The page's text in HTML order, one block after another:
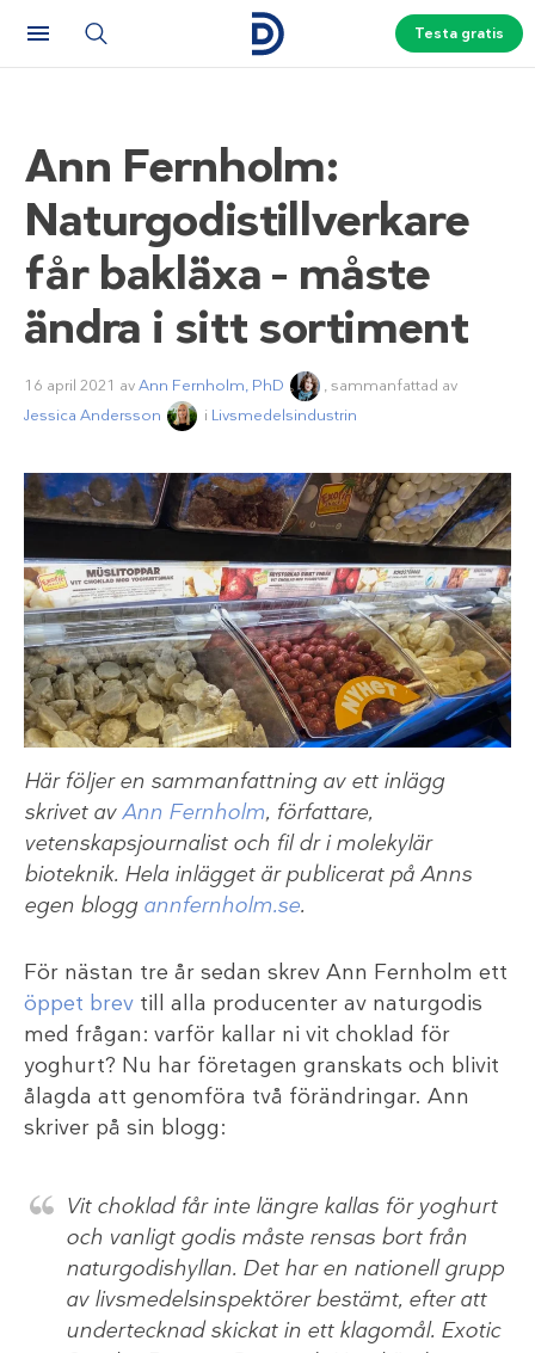
Testa gratis
Ann Fernholm:
Naturgodistillverkare
får bakläxa – måste
ändra i sitt sortiment
16 april 2021 avAnn Fernholm, PhD
, sammanfattad av
Jessica Andersson
i Livsmedelsindustrin
Här följer en sammanfattning av ett inlägg
skrivet avAnn Fernholm, författare,
vetenskapsjournalist och fil dr i molekylär
bioteknik. Hela inlägget är publicerat på Anns
egen blogg annfernholm.se.
För nästan tre år sedan skrev Ann Fernholm ett
öppet brev till alla producenter av naturgodis
med frågan: varför kallar ni vit choklad för
yoghurt? Nu har företagen granskats och blivit
ålagda att genomföra två förändringar. Ann
skriver på sin blogg:
Vit choklad får inte längre kallas för yoghurt
och vanligt godis måste rensas bort från
naturgodishyllan. Det har en nationell grupp
av livsmedelsinspektörer bestämt, efter att
undertecknad skickat in ett klagomål. Exotic